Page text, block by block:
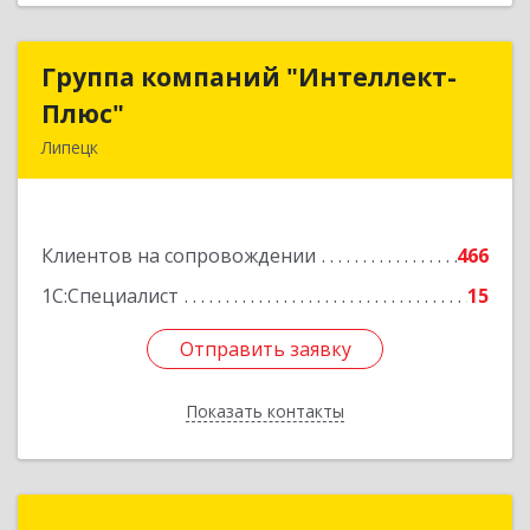
Группа компаний "Интеллект-
Плюс"
Липецк
Клиентов на сопровождении
466
1С:Специалист
15
Отправить заявку
Показать контакты
Группа компаний "Интеллект-
Подробнее
Отправить заявку
Назад